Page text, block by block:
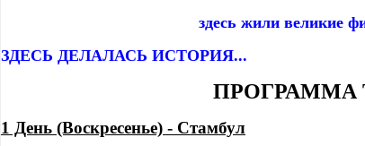
здесь жили великие
ЗДЕСЬ ДЕЛАЛАСЬ ИСТОРИЯ...
ПРОГРАММА
1 День (Воскресенье) - Стамбул